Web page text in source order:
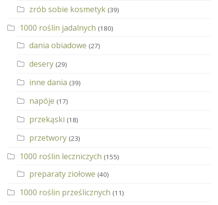
zrób sobie kosmetyk (39)
1000 roślin jadalnych (180)
dania obiadowe (27)
desery (29)
inne dania (39)
napóje (17)
przekąski (18)
przetwory (23)
1000 roślin leczniczych (155)
preparaty ziołowe (40)
1000 roślin prześlicznych (11)